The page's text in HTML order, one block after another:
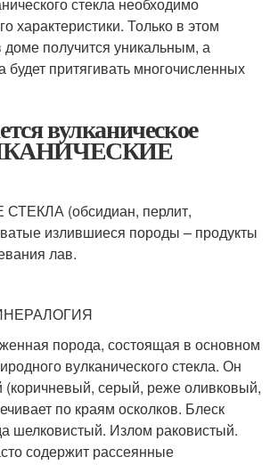
характеристики. Только в этом
доме получится уникальным, а
притягивать многочисленных
вулканическое
(обсидиан, перлит,
излившиеся породы – продукты
лав.
порода, состоящая в основном
вулканического стекла. Он
серый, реже оливковый,
по краям осколков. Блеск
шелковистый. Излом раковистый.
содержит рассеянные